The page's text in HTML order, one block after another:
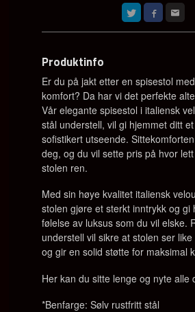
Produktinfo
Er du på jakt etter en spisestol
komfort? Da har vi det perfekte
Vår elegante spisestol i italiensk
stål understell, vil gi hjemmet ditt
sofistikert utseende.
deg, og du vil sette pris på hvor
stolen ren.
Med sin høye kvalitet italiensk
stolen gjøre et sterkt inntrykk og gi
følelse av luksus som du vil elske.
understell vil sikre at stolen ser
og gir en solid støtte for maksimal
Her kan du sitte lenge og nyte alle
*Benfarge: Sølv rustfritt stål